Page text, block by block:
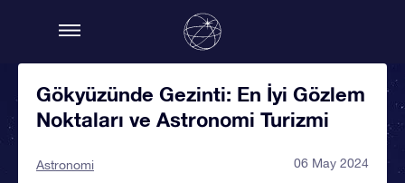
Gökyüzünde Gezinti: En İyi Gözlem
Noktaları ve Astronomi Turizmi
Astronomi 06 May 2024